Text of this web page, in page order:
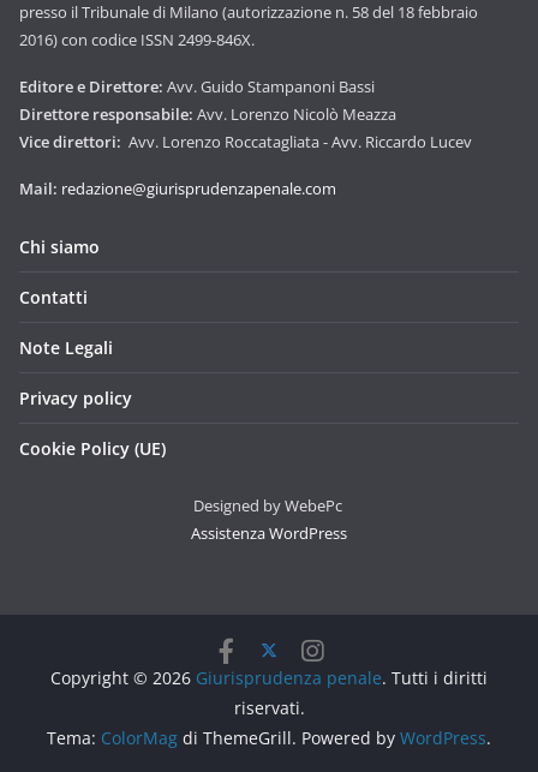
presso il Tribunale di Milano (autorizzazione n. 58 del 18 febbraio
2016) con codice ISSN 2499-846X.
Editore e Direttore: Avv. Guido Stampanoni Bassi
Direttore responsabile: Avv. Lorenzo Nicolò Meazza
Vice direttori: Avv. Lorenzo Roccatagliata - Avv. Riccardo Lucev
Mail: redazione@giurisprudenzapenale.com
Chi siamo
Contatti
Note Legali
Privacy policy
Cookie Policy (UE)
Designed by WebePc
Assistenza WordPress
Copyright © 2026 Giurisprudenza penale. Tutti i diritti
riservati.
Tema: ColorMag di ThemeGrill. Powered by WordPress.